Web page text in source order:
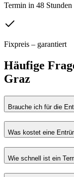
Termin in 48 Stunden
Fixpreis – garantiert
Häufige
Graz
Brauche ich für die
Was kostet eine
Wie schnell ist ein